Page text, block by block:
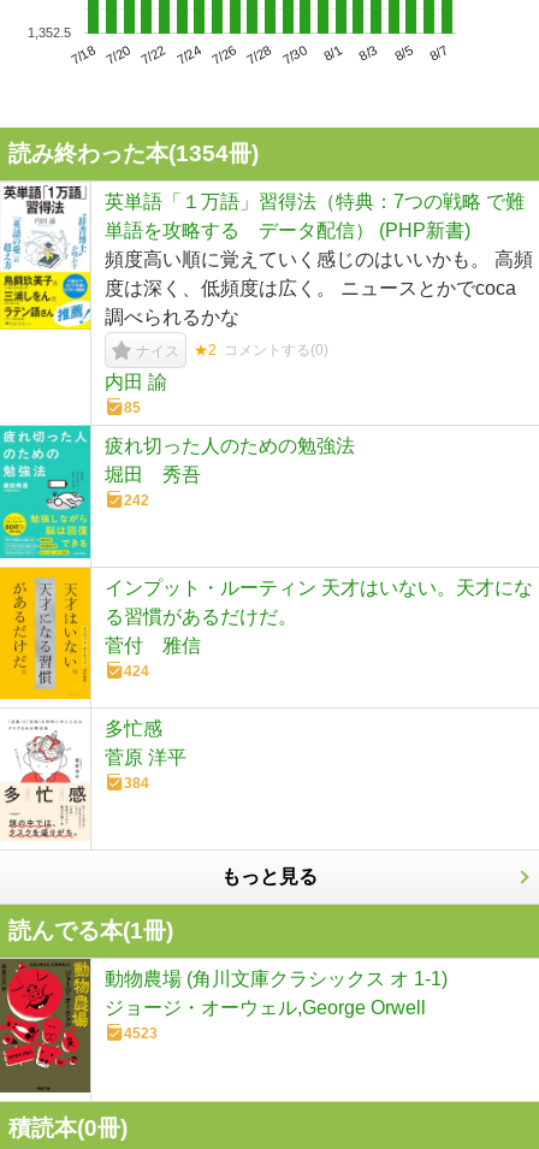
7/18 7/20 7/22 7/24 7/26 7/28 7/30 8/1 8/3 8/5 8/7
1,352.5
読み終わった本(1354冊)
英単語「１万語」習得法（特典：7つの戦略 で難
単語を攻略する データ配信） (PHP新書)
頻度高い順に覚えていく感じのはいいかも。 高頻
度は深く、低頻度は広く。 ニュースとかでcoca
調べられるかな
ナイス ★2 コメントする(0)
内田 諭
85
疲れ切った人のための勉強法
堀田 秀吾
242
インプット・ルーティン 天才はいない。天才にな
る習慣があるだけだ。
菅付 雅信
424
多忙感
菅原 洋平
384
もっと見る
読んでる本(1冊)
動物農場 (角川文庫クラシックス オ 1-1)
ジョージ・オーウェル,George Orwell
4523
積読本(0冊)